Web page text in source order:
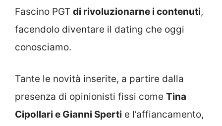
Fascino PGT di rivoluzionarne i contenuti,
facendolo diventare il dating che oggi
conosciamo.
Tante le novità inserite, a partire dalla
presenza di opinionisti fissi come Tina
Cipollari e Gianni Sperti e l’affiancamento,